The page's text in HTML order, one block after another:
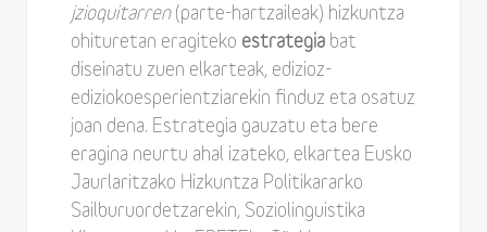
jzioquitarren(parte-hartzaileak) hizkuntza
ohituretan eragiteko estrategia bat
diseinatu zuen elkarteak, edizioz-
ediziokoesperientziarekin finduz eta osatuz
joan dena. Estrategia gauzatu eta bere
eragina neurtu ahal izateko, elkartea Eusko
Jaurlaritzako Hizkuntza Politikararko
Sailburuordetzarekin, Soziolinguistika